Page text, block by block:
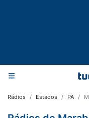
Rádios Estados PA